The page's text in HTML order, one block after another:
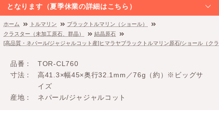
となります（夏季休業の詳細はこちら）
ホーム トルマリン
ブラックトルマリン（ショール）
クラスター（未加工原石、群晶）
結晶原石
[高品質・ネパール/ジャジャルコット産]ヒマラヤブラックトルマリン原石/ショール（ク
品番
TOR-CL760
寸法
高41.3×幅45×奥行32.1mm／76g（約）※ビッグサ
イズ
産地
ネパール/ジャジャルコット